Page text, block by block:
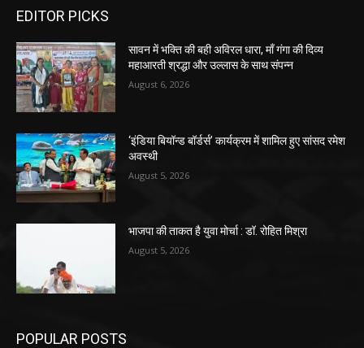
EDITOR PICKS
सावन में भक्ति की बही अविरल धारा, माँ गंगा की दिव्य
महाआरती श्रद्धा और उल्लास के साथ संपन्न
August 6, 2026
‘इंडिया बियॉन्ड बॉर्डर्स’ कार्यक्रम में शामिल हुए सांसद रमेश
अवस्थी
August 5, 2026
भाजपा की ताकत है युवा मोर्चा : डॉ. रोहित मिश्रा
August 5, 2026
POPULAR POSTS